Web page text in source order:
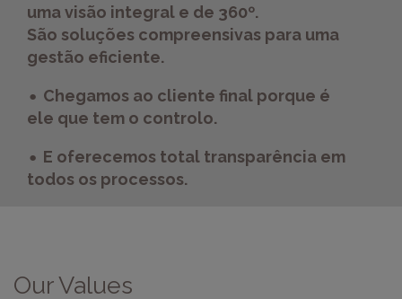
uma visão integral e de 360º.
São soluções compreensivas para uma
gestão eficiente.
· Chegamos ao cliente final porque é
ele que tem o controlo.
· E oferecemos total transparência em
todos os processos.
Our Values